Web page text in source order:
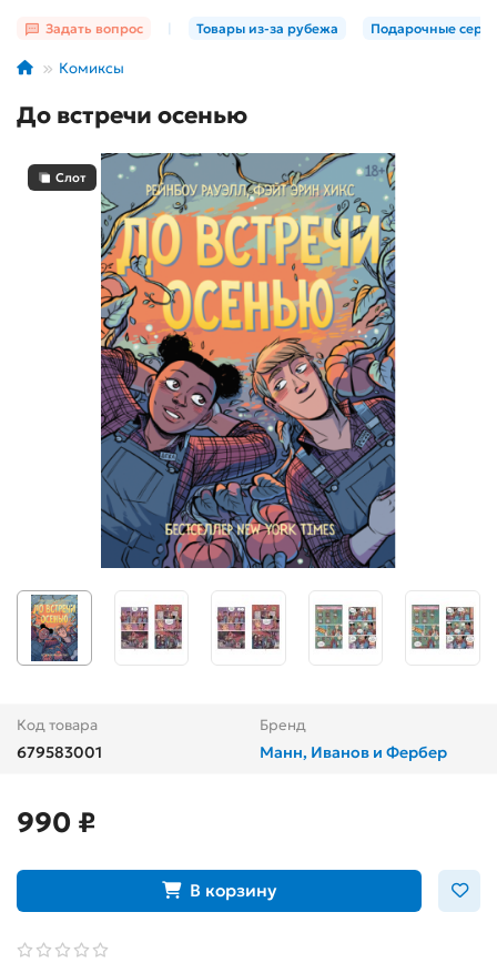
Задать вопрос Товары из-за рубежа Подарочные
Комиксы
До встречи осенью
Слот
Код товара
679583001
Бренд
Манн, Иванов и Фербер
990 ₽
В корзину